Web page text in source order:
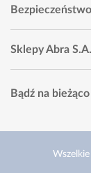
Bezpieczeństwo
Sklepy Abra S.A.
Bądź na bieżąco